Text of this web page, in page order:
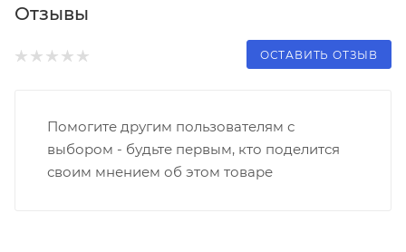
Отзывы
ОСТАВИТЬ ОТЗЫВ
Помогите другим пользователям с
выбором - будьте первым, кто поделится
своим мнением об этом товаре